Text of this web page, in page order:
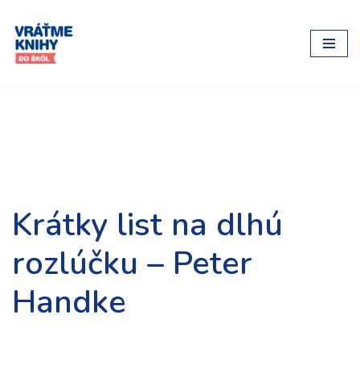
Preskočiť
na
Krátky list na dlhú
rozlúčku – Peter
Handke